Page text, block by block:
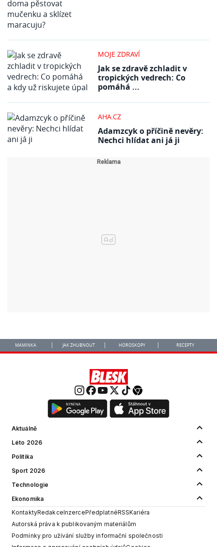
MOJE ZDRAVÍ
Jak se zdravě zchladit v
tropických vedrech: Co
pomáhá ...
AHA.CZ
Adamzcyk o příčině nevěry:
Nechci hlídat ani já ji
MAMINKA JAK ZHUBNOUT HOROSKOPY RECEPTY
Aktuálně
Léto 2026
Politika
Sport 2026
Technologie
Ekonomika
KontaktyRedakceInzercePředplatnéRSSKariéra
Autorská práva k publikovaným materiálům
Podmínky pro užívání služby informační společnosti